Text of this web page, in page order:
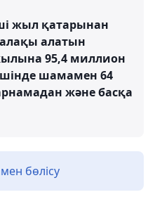
жыл қатарынан
алатын
95,4 миллион
шамамен 64
және басқа
бөлісу